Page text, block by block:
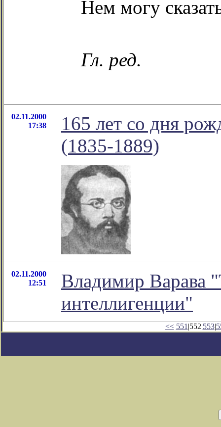
Нем могу
Гл. ред.
02.11.2000
17:38
165 лет со дня
(1835-1889)
02.11.2000
12:51
Владимир Варава
интеллигенции"
<< 551 |552|553|